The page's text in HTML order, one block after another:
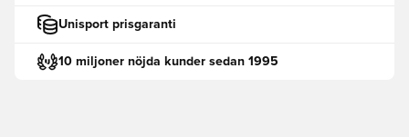
Unisport prisgaranti
10 miljoner nöjda kunder sedan 1995